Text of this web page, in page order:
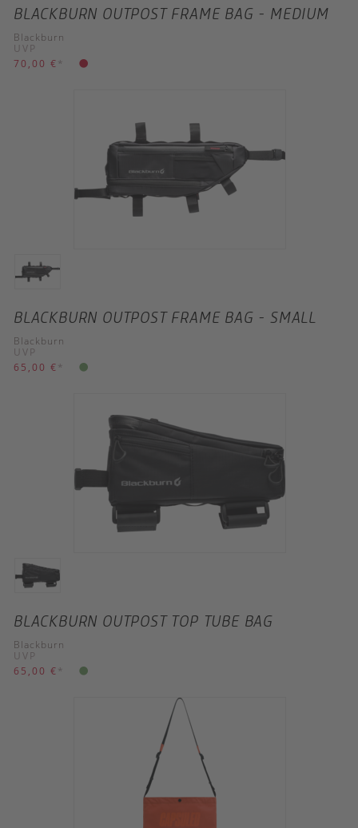
BLACKBURN OUTPOST FRAME BAG - MEDIUM
Blackburn
UVP
70,00 € *
BLACKBURN OUTPOST FRAME BAG - SMALL
Blackburn
UVP
65,00 € *
BLACKBURN OUTPOST TOP TUBE BAG
Blackburn
UVP
65,00 € *